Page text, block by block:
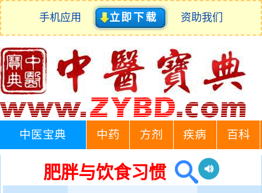
手机应用 立即下载 资助我们
中医宝典 中药 方剂 疾病 百科
肥胖与饮食习惯